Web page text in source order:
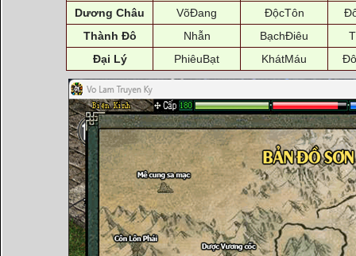
Dương Châu VõĐang ĐộcTôn
Thành Đô
Nhẫn BạchĐiêu
Đại Lý
PhiêuBạt KhátMáu